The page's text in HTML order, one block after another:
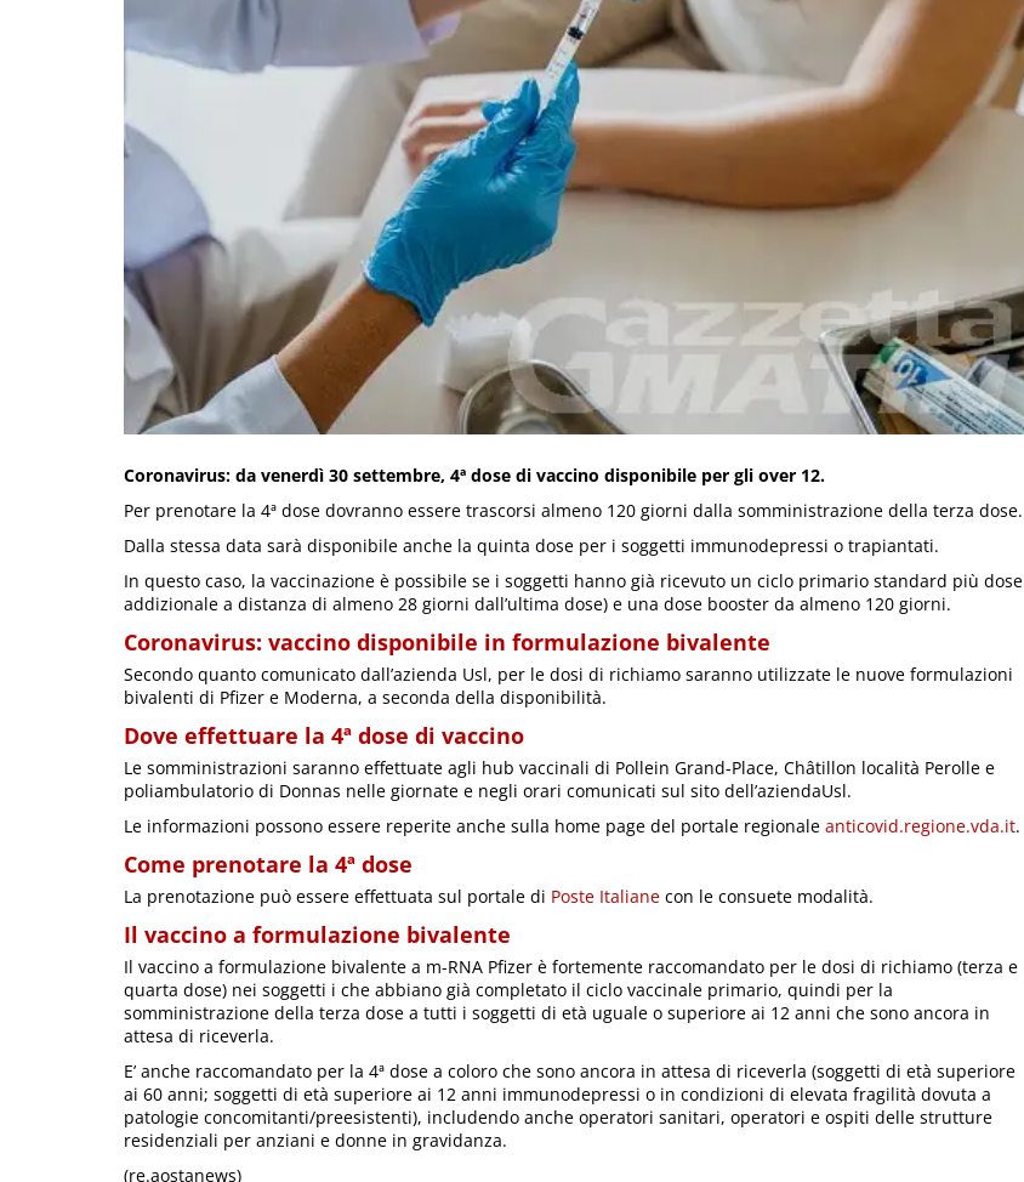
Coronavirus: da venerdì 30 settembre, 4ª dose di vaccino disponibile per gli over 12.
Per prenotare la 4ª dose dovranno essere trascorsi almeno 120 giorni dalla somministrazione della terza dose.
Dalla stessa data sarà disponibile anche la quinta dose per i soggetti immunodepressi o trapiantati.
In questo caso, la vaccinazione è possibile se i soggetti hanno già ricevuto un ciclo primario standard più dose
addizionale a distanza di almeno 28 giorni dall’ultima dose) e una dose booster da almeno 120 giorni.
Coronavirus: vaccino disponibile in formulazione bivalente
Secondo quanto comunicato dall’azienda Usl, per le dosi di richiamo saranno utilizzate le nuove formulazioni
bivalenti di Pfizer e Moderna, a seconda della disponibilità.
Dove effettuare la 4ª dose di vaccino
Le somministrazioni saranno effettuate agli hub vaccinali di Pollein Grand-Place, Châtillon località Perolle e
poliambulatorio di Donnas nelle giornate e negli orari comunicati sul sito dell’aziendaUsl.
Le informazioni possono essere reperite anche sulla home page del portale regionale anticovid.regione.vda.it.
Come prenotare la 4ª dose
La prenotazione può essere effettuata sul portale di Poste Italiane con le consuete modalità.
Il vaccino a formulazione bivalente
Il vaccino a formulazione bivalente a m-RNA Pfizer è fortemente raccomandato per le dosi di richiamo (terza e
quarta dose) nei soggetti i che abbiano già completato il ciclo vaccinale primario, quindi per la
somministrazione della terza dose a tutti i soggetti di età uguale o superiore ai 12 anni che sono ancora in
attesa di riceverla.
E’ anche raccomandato per la 4ª dose a coloro che sono ancora in attesa di riceverla (soggetti di età superiore
ai 60 anni; soggetti di età superiore ai 12 anni immunodepressi o in condizioni di elevata fragilità dovuta a
patologie concomitanti/preesistenti), includendo anche operatori sanitari, operatori e ospiti delle strutture
residenziali per anziani e donne in gravidanza.
(re.aostanews)